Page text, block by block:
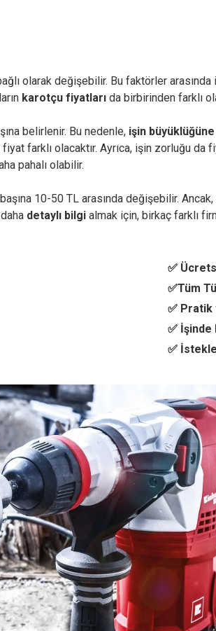
olarak değişebilir. Bu faktörler
karotçu fiyatları da birbirinden farklı
belirlenir. Bu nedenle, işin
farklı olacaktır. Ayrıca, işin zorluğu
pahalı olabilir.
10-50 TL arasında değişebilir.
detaylı bilgi almak için, birkaç farklı
✅
✅Tüm
✅ Pratik
✅ İşinde
✅